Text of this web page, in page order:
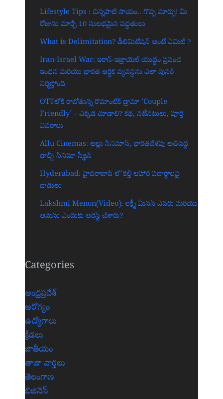
Lifestyle Tips : చిన్నపాటి సాయం.. గొప్ప మార్పు! మీ
రోజును మార్చే 10 సులభమైన పద్ధతులు
What is Delimitation? డీలిమిటేషన్ అంటే ఏమిటి ?
Iran-Israel War: ఇరాన్-ఇజ్రాయెల్ యుద్ధం ప్రపంచ
ఇంధన మరియు భారత ఆర్థిక వ్యవస్థను ఎలా పునర్
నిర్మిస్తోంది
OTTలోకి రాబోతున్న రొమాంటిక్ డ్రామా ‘Couple
Friendly’ – ఎక్కడ చూడాలి? కథ, నటీనటులు, పూర్తి
వివరాలు
Allu Cinemas: అల్లు సినిమాస్, భారతదేశపు అతిపెద్ద
డాల్బీ సినిమా స్క్రీన్‌
Hyderabad: హైదరాబాద్‌ లో కల్తీ ఆహార పదార్థాలపై
దాడులు
Lakshmi Menon(Video): లక్ష్మీ మీనన్ ఎవరు మరియు
ఆమెను ఎందుకు అరెస్ట్ చేశారు?
Categories
ఆంధ్రప్రదేశ్
ఆరోగ్యం
ఉద్యోగాలు
క్రీడలు
జాతీయం
తాజా వార్తలు
తెలంగాణ
బిజినెస్